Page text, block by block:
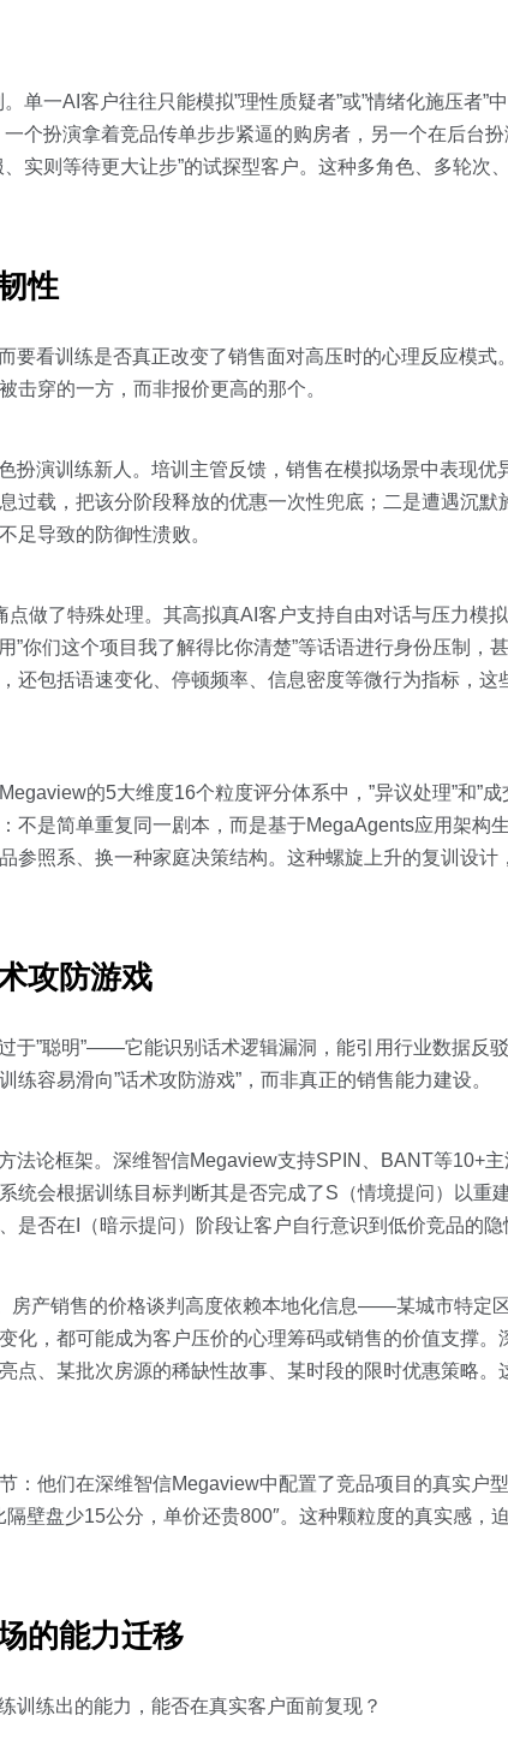
单一AI客户往往只能模拟”理性质疑者”或”情绪化施压者”
个扮演拿着竞品传单步步紧逼的购房者，另一个在后台扮
实则等待更大让步”的试探型客户。这种多角色、多轮次
性
要看训练是否真正改变了销售面对高压时的心理反应模式
击穿的一方，而非报价更高的那个。
扮演训练新人。培训主管反馈，销售在模拟场景中表现优
过载，把该分阶段释放的优惠一次性兜底；二是遭遇沉默
足导致的防御性溃败。
做了特殊处理。其高拟真AI客户支持自由对话与压力模
”你们这个项目我了解得比你清楚”等话语进行身份压制，
还包括语速变化、停顿频率、信息密度等微行为指标，这
的5大维度16个粒度评分体系中，”异议处理”和”
不是简单重复同一剧本，而是基于MegaAgents应用架
参照系、换一种家庭决策结构。这种螺旋上升的复训设计
攻防游戏
于”聪明”——它能识别话术逻辑漏洞，能引用行业数据反
容易滑向”话术攻防游戏”，而非真正的销售能力建设。
法论框架。深维智信Megaview支持SPIN、BANT等10+
统会根据训练目标判断其是否完成了S（情境提问）以重
是否在I（暗示提问）阶段让客户自行意识到低价竞品的隐
房产销售的价格谈判高度依赖本地化信息——某城市特定
化，都可能成为客户压价的心理筹码或销售的价值支撑。
点、某批次房源的稀缺性故事、某时段的限时优惠策略。
：他们在深维智信Megaview中配置了竞品项目的真实户
壁盘少15公分，单价还贵800″。这种颗粒度的真实感，
的能力迁移
训练出的能力，能否在真实客户面前复现？